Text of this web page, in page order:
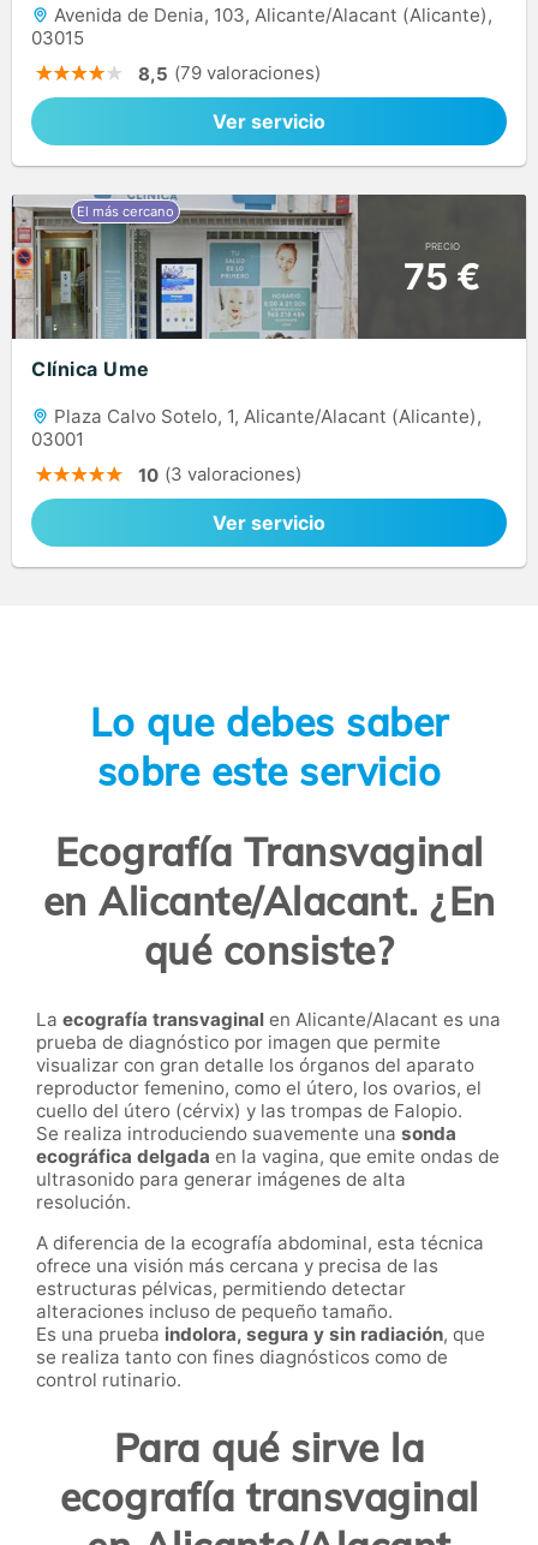
Avenida de Denia, 103, Alicante/Alacant (Alicante),
03015
8,5 (79 valoraciones)
Ver servicio
PRECIO
75 €
Clínica Ume
Plaza Calvo Sotelo, 1, Alicante/Alacant (Alicante),
03001
10 (3 valoraciones)
Ver servicio
Lo que debes saber
sobre este servicio
Ecografía Transvaginal
en Alicante/Alacant. ¿En
qué consiste?
La ecografía transvaginal en Alicante/Alacant es una
prueba de diagnóstico por imagen que permite
visualizar con gran detalle los órganos del aparato
reproductor femenino, como el útero, los ovarios, el
cuello del útero (cérvix) y las trompas de Falopio.
Se realiza introduciendo suavemente una sonda
ecográfica delgada en la vagina, que emite ondas de
ultrasonido para generar imágenes de alta
resolución.
A diferencia de la ecografía abdominal, esta técnica
ofrece una visión más cercana y precisa de las
estructuras pélvicas, permitiendo detectar
alteraciones incluso de pequeño tamaño.
Es una prueba indolora, segura y sin radiación, que
se realiza tanto con fines diagnósticos como de
control rutinario.
Para qué sirve la
ecografía transvaginal